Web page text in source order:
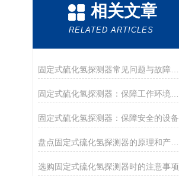
相关文章
RELATED ARTICLES
固定式硫化氢探测器：保障安全的设备
盘点固定式硫化氢探测器的原理和产品特点
选购固定式硫化氢探测器时的注意事项